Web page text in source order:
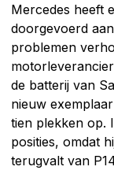
Mercedes heeft
doorgevoerd
problemen
de batterij van
nieuw
tien plekken op.
posities, omdat
terugvalt van